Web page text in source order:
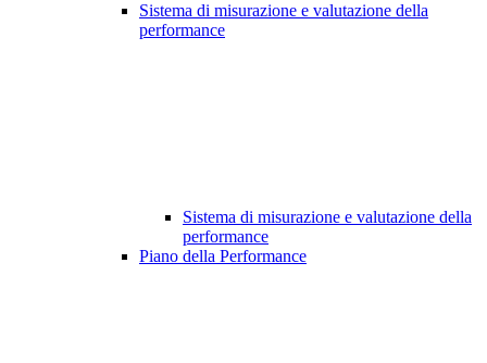
Sistema di misurazione e valutazione della
performance
Sistema di misurazione e valutazione della
performance
Piano della Performance